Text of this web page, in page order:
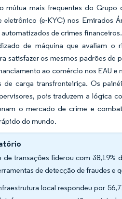
mútua mais frequentes do
(e-KYC) nos Emirados
de crimes
de máquina que avaliam
satisfazer os mesmos padrões de
ao comércio nos EAU
carga transfronteiriça. Os
pois traduzem a lógica
o mercado de crime e
do mundo.
transações liderou com
de detecção de fraudes e
local respondeu por